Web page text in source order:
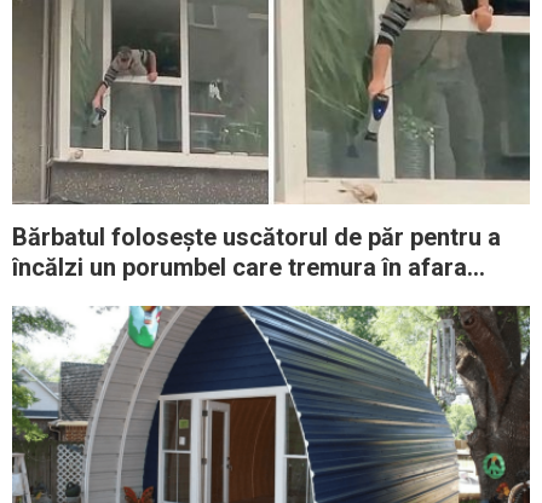
Bărbatul folosește uscătorul de păr pentru a
încălzi un porumbel care tremura în afara